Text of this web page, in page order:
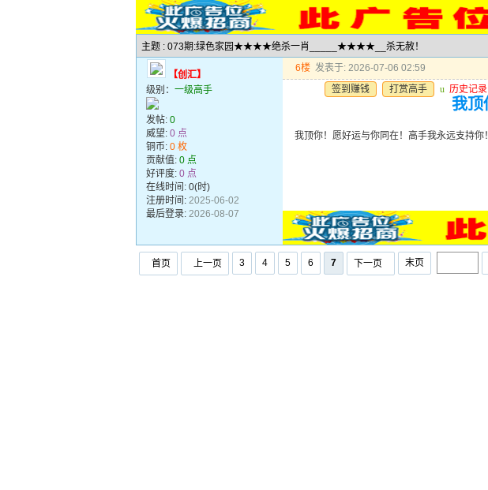
主题 : 073期:绿色家园★★★★绝杀一肖_____★★★★__杀无赦！
【创汇】
级别： 一级高手
发帖: 0
威望: 0 点
铜币: 0 枚
贡献值: 0 点
好评度: 0 点
在线时间: 0(时)
注册时间: 2025-06-02
最后登录: 2026-08-07
6楼 发表于: 2026-07-06 02:59
签到赚钱
打赏高手 u 历史记录
我顶
我顶你！愿好运与你同在！高手我永远支持你！
首页 上一页 3 4 5 6 7 下一页 末页